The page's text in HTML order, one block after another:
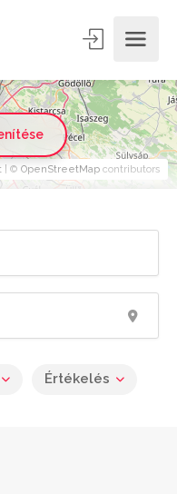
Értékelés
| © OpenStreetMap contributors